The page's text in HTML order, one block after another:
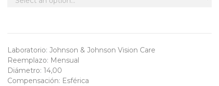
Laboratorio: Johnson & Johnson Vision Care
Reemplazo: Mensual
Diámetro: 14,00
Compensación: Esférica